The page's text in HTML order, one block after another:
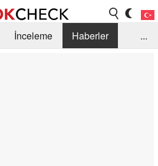
İnceleme
Haberler
...